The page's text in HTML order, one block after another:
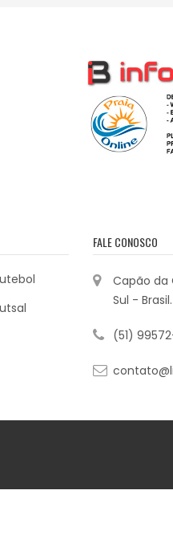
FALE CONOSCO
Capão da
Sul - Brasil.
(51)